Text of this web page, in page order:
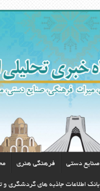
صنایع دستی فرهنگی هنری
بانک اطلاعات جاذبه های گردشگری و